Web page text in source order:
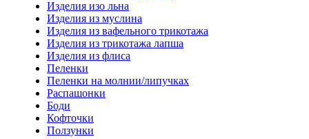
Изделия изо льна
Изделия из муслина
Изделия из вафельного трикотажа
Изделия из трикотажа лапша
Изделия из флиса
Пеленки
Пеленки на молнии/липучках
Распашонки
Боди
Кофточки
Ползунки